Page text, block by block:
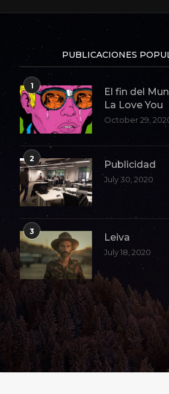
PUBLICACIONES
1
El fin del
La Love You
October 29,
2
Publicidad
July 30, 2020
3
Leiva
July 18, 2020